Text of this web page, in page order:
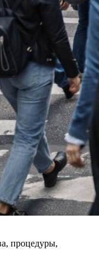
процедуры,